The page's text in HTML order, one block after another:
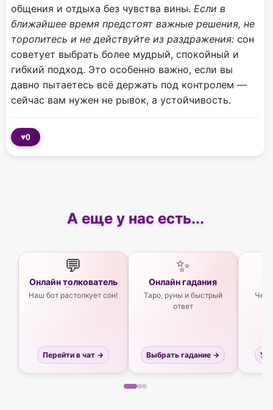
общения и отдыха без чувства вины. Если в
ближайшее время предстоят важные решения, не
торопитесь и не действуйте из раздражения: сон
советует выбрать более мудрый, спокойный и
гибкий подход. Это особенно важно, если вы
давно пытаетесь всё держать под контролем —
сейчас вам нужен не рывок, а устойчивость.
♥0
А еще у нас есть...
💬
Онлайн толкователь
Наш бот растолкует сон!
Перейти в чат →
✨
Онлайн гадания
Таро, руны и быстрый
ответ
Выбрать гадание →